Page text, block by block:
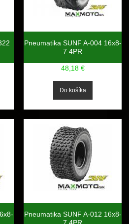
Pneumatika SUNF A-004 16x8-
7 4PR
48,18 €
Pneumatika SUNF A-012 16x8-